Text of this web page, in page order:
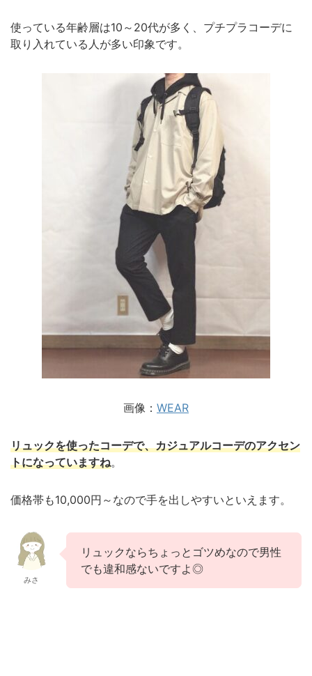
使っている年齢層は10～20代が多く、プチプラコーデに
取り入れている人が多い印象です。
画像： WEAR
リュックを使ったコーデで、カジュアルコーデのアクセン
トになっていますね。
価格帯も10,000円～なので手を出しやすいといえます。
みさ
リュックならちょっとゴツめなので男性
でも違和感ないですよ◎